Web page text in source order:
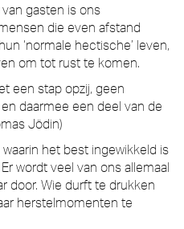
gasten is ons
die even afstand
‘normale hectische’ leven,
om tot rust te komen.
een stap opzij, geen
daarmee een deel van de
Jödin)
het best ingewikkeld is
wordt veel van ons allemaal
door. Wie durft te drukken
herstelmomenten te